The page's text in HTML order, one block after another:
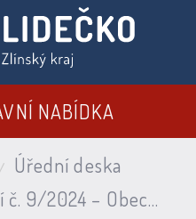
NABÍDKA
Úřední deska
– Obec Lidečko